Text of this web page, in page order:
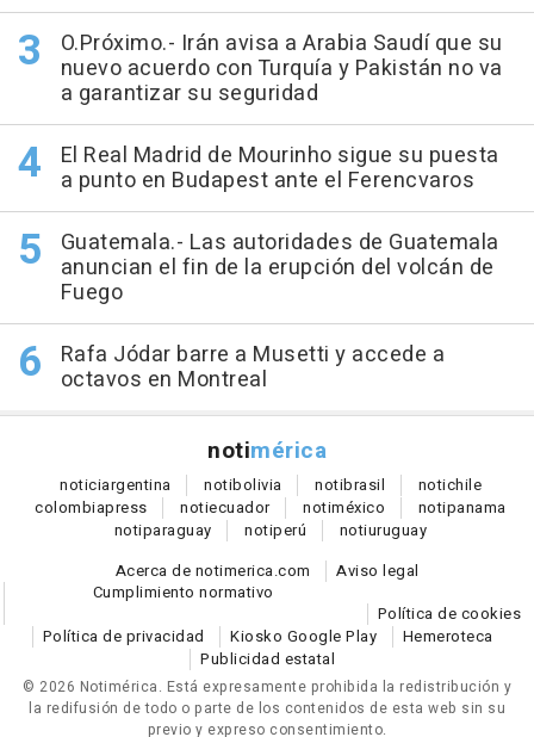
O.Próximo.- Irán avisa a Arabia Saudí que su
nuevo acuerdo con Turquía y Pakistán no va
a garantizar su seguridad
El Real Madrid de Mourinho sigue su puesta
a punto en Budapest ante el Ferencvaros
Guatemala.- Las autoridades de Guatemala
anuncian el fin de la erupción del volcán de
Fuego
Rafa Jódar barre a Musetti y accede a
octavos en Montreal
notimérica
noticiargentina notibolivia notibrasil notichile
colombiapress notiecuador notiméxico notipanama
notiparaguay notiperú notiuruguay
Acerca de notimerica.com
Aviso legal
Cumplimiento normativo
Política de cookies
Política de privacidad
Kiosko Google Play
Hemeroteca
Publicidad estatal
© 2026 Notimérica. Está expresamente prohibida la redistribución y
la redifusión de todo o parte de los contenidos de esta web sin su
previo y expreso consentimiento.